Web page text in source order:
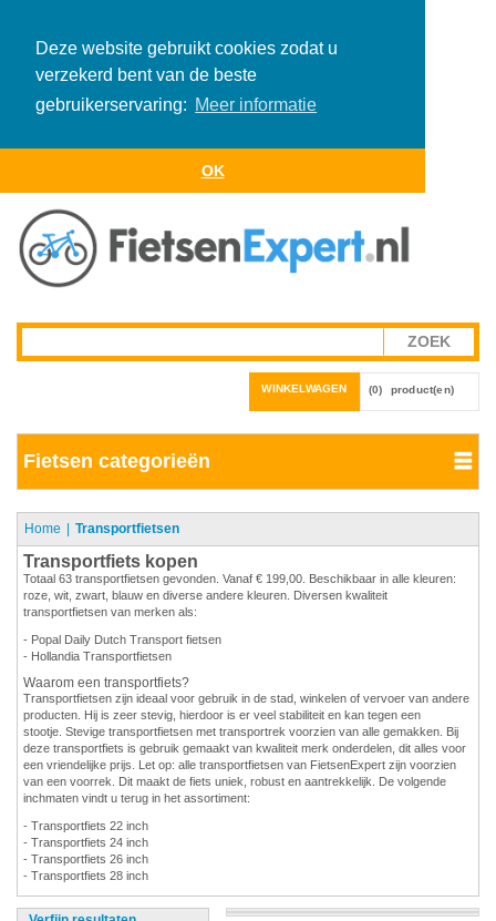
Deze website gebruikt cookies zodat u
verzekerd bent van de beste
gebruikerservaring: Meer informatie
OK
WINKELWAGEN (0) product(en)
Fietsen categorieën
Home Transportfietsen
Transportfiets kopen
Totaal 63 transportfietsen gevonden. Vanaf € 199,00. Beschikbaar in alle kleuren:
roze, wit, zwart, blauw en diverse andere kleuren. Diversen kwaliteit
transportfietsen van merken als:
- Popal Daily Dutch Transport fietsen
- Hollandia Transportfietsen
Waarom een transportfiets?
Transportfietsen zijn ideaal voor gebruik in de stad, winkelen of vervoer van andere
producten. Hij is zeer stevig, hierdoor is er veel stabiliteit en kan tegen een
stootje. Stevige transportfietsen met transportrek voorzien van alle gemakken. Bij
deze transportfiets is gebruik gemaakt van kwaliteit merk onderdelen, dit alles voor
een vriendelijke prijs. Let op: alle transportfietsen van FietsenExpert zijn voorzien
van een voorrek. Dit maakt de fiets uniek, robust en aantrekkelijk. De volgende
inchmaten vindt u terug in het assortiment:
- Transportfiets 22 inch
- Transportfiets 24 inch
- Transportfiets 26 inch
- Transportfiets 28 inch